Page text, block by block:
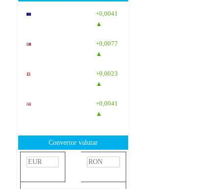
+0,0041
▲
+0,0077
▲
+0,0023
▲
+0,0041
▲
Convertor valutar